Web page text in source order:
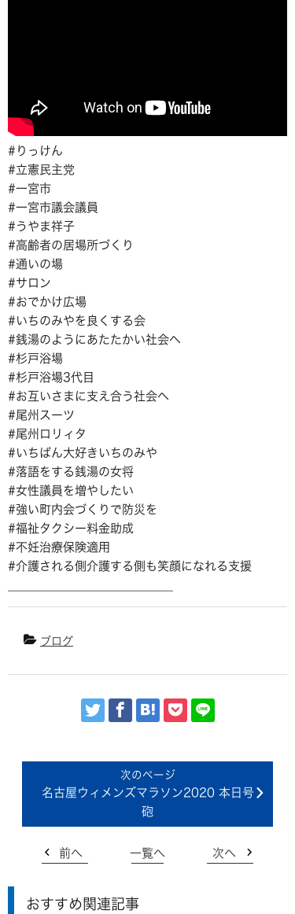
#りっけん
#立憲民主党
#一宮市
#一宮市議会議員
#うやま祥子
#高齢者の居場所づくり
#通いの場
#サロン
#おでかけ広場
#いちのみやを良くする会
#銭湯のようにあたたかい社会へ
#杉戸浴場
#杉戸浴場3代目
#お互いさまに支え合う社会へ
#尾州スーツ
#尾州ロリィタ
#いちばん大好きいちのみや
#落語をする銭湯の女将
#女性議員を増やしたい
#強い町内会づくりで防災を
#福祉タクシー料金助成
#不妊治療保険適用
#介護される側介護する側も笑顔になれる支援
ブログ
名古屋ウィメンズマラソン2020 本日号
砲
前へ 一覧へ 次へ
おすすめ関連記事